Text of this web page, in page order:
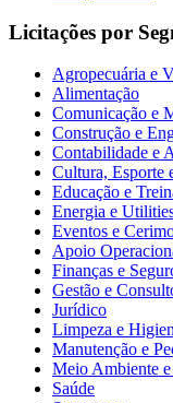
Licitações por
Agropecuária e
Alimentação
Comunicação e
Construção e
Contabilidade e
Cultura, Esporte
Educação e
Energia e
Eventos e
Apoio
Finanças e
Gestão e
Jurídico
Limpeza e
Manutenção e
Meio Ambiente
Saúde